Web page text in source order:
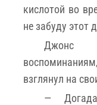
кислотой во
не забуду этот
Джонс
взглянул на
—